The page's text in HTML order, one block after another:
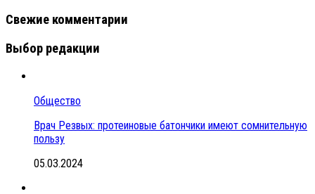
Свежие комментарии
Выбор редакции
Общество
Врач Резвых: протеиновые батончики имеют сомнительную
пользу
05.03.2024